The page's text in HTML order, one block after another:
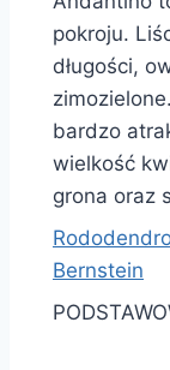
pokroju.
długości,
bardzo
wielkość
grona oraz
Bernstein